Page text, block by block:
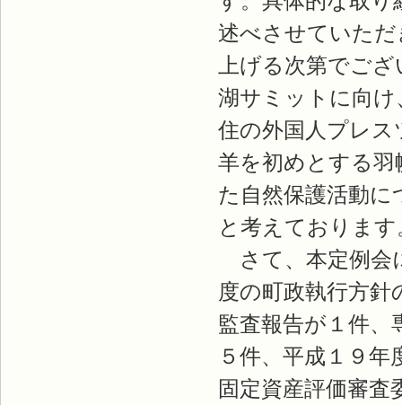
述べさせていた
上げる次第でご
湖サミットに向
住の外国人プレ
羊を初めとする羽
た自然保護活動
と考えております
さて、本定例会
度の町政執行方
監査報告が１件、
５件、平成１９
固定資産評価審